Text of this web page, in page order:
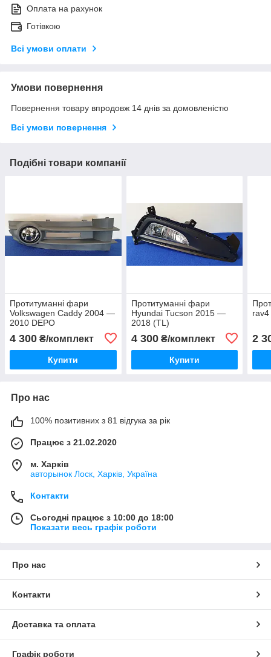
Оплата на рахунок
Готівкою
Всі умови оплати
Умови повернення
Повернення товару впродовж 14 днів за домовленістю
Всі умови повернення
Подібні товари компанії
Протитуманні фари
Volkswagen Caddy 2004 —
2010 DEPO
4 300 ₴/комплект
Купити
Протитуманні фари
Hyundai Tucson 2015 —
2018 (TL)
4 300₴/комплект
Купити
2
Про нас
100% позитивних з 81 відгука за рік
Працює з 21.02.2020
м. Харків
авторынок Лоск, Харків, Україна
Контакти
Сьогодні працює з 10:00 до 18:00
Показати весь графік роботи
Про нас
Контакти
Доставка та оплата
Графік роботи